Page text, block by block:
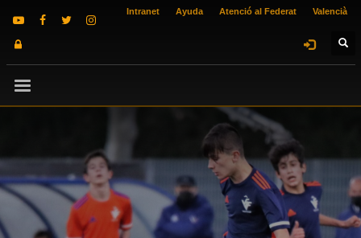
Intranet Ayuda Atenció al Federat Valencià